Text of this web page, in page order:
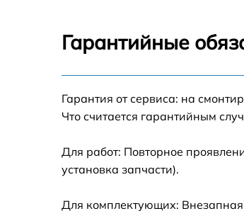
Гарантийные
Гарантия от сервиса: на
Что считается гарантийным
Для работ: Повторное
установка запчасти).
Для комплектующих: Внезапная